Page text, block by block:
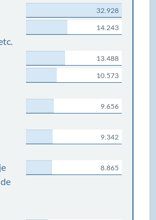
32.928
14.243
13.488
10.573
9.656
9.342
8.865